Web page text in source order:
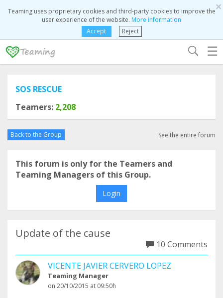
×
Teaming uses proprietary cookies and third-party cookies to improve the
user experience of the website. More information
Accept
Reject
☰
SOS RESCUE
Teamers: 2,208
Back to the Group See the entire forum
This forum is only for the Teamers and
Teaming Managers of this Group.
Login
Update of the cause
10 Comments
VICENTE JAVIER CERVERO LOPEZ
Teaming Manager
on 20/10/2015 at 09:50h